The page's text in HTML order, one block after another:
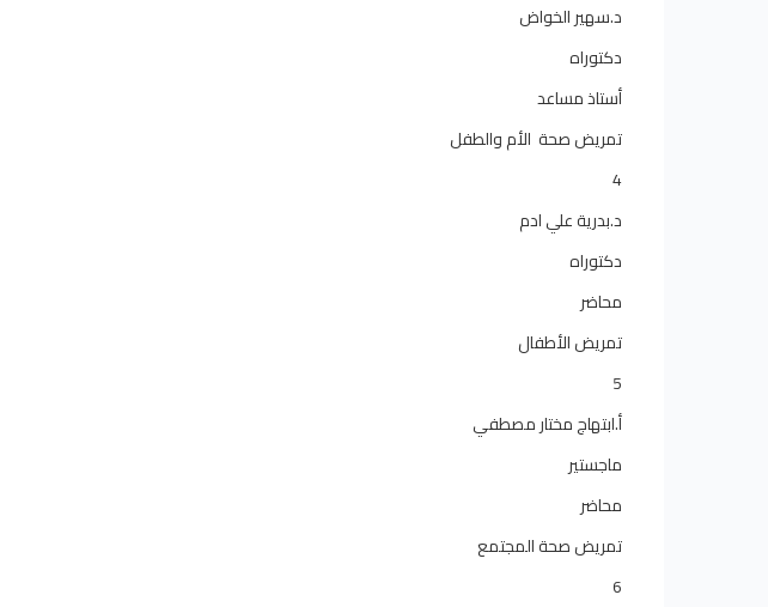
د.سهير الخواض
دكتوراه
أستاذ مساعد
تمريض صحة الأم والطفل
4
د.بدرية علي ادم
دكتوراه
محاضر
تمريض الأطفال
5
أ.ابتهاج مختار مصطفي
ماجستير
محاضر
تمريض صحة المجتمع
6